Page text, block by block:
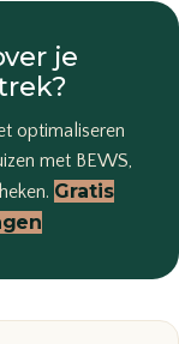
je
optimaliseren
met BEWS,
Gratis